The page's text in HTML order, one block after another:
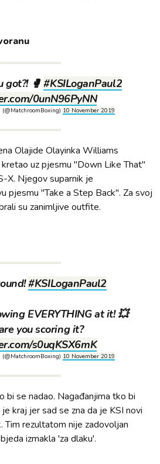
got?! 🥊#KSILoganPaul2
0unN96PyNN
10 November 2019
Olajide Olayinka Williams
uz pjesmu "Down Like That"
X. Njegov suparnik je
pjesmu "Take a Step Back". Za svoj
su zanimljive outfite.
#KSILoganPaul2
EVERYTHING at it! 💥
you scoring it?
s0uqKSX6mK
10 November 2019
se nadao. Nagađanjima tko bi
kraj jer sad se zna da je KSI novi
Tim rezultatom nije zadovoljan
izmakla 'za dlaku'.